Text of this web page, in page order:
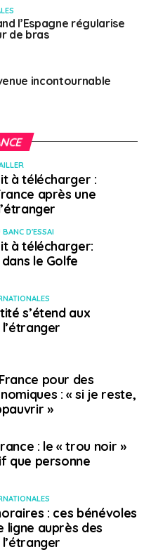
période 2022-2024.
le monde
»
ordre de marche
l’Espagne régularise
de bras
incontournable
à télécharger :
après une
D'ESSAI
à télécharger:
le Golfe
s’étend aux
pour des
: « si je reste,
»
: le « trou noir »
que personne
: ces bénévoles
ligne auprès des